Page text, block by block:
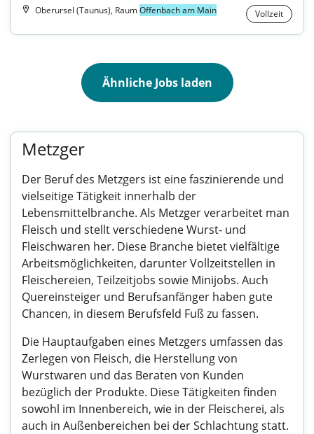
Oberursel (Taunus), RaumOffenbach am Main Vollzeit
Ähnliche Jobs laden
Metzger
Der Beruf des Metzgers ist eine faszinierende und
vielseitige Tätigkeit innerhalb der
Lebensmittelbranche. Als Metzger verarbeitet man
Fleisch und stellt verschiedene Wurst- und
Fleischwaren her. Diese Branche bietet vielfältige
Arbeitsmöglichkeiten, darunter Vollzeitstellen in
Fleischereien, Teilzeitjobs sowie Minijobs. Auch
Quereinsteiger und Berufsanfänger haben gute
Chancen, in diesem Berufsfeld Fuß zu fassen.
Die Hauptaufgaben eines Metzgers umfassen das
Zerlegen von Fleisch, die Herstellung von
Wurstwaren und das Beraten von Kunden
bezüglich der Produkte. Diese Tätigkeiten finden
sowohl im Innenbereich, wie in der Fleischerei, als
auch in Außenbereichen bei der Schlachtung statt.